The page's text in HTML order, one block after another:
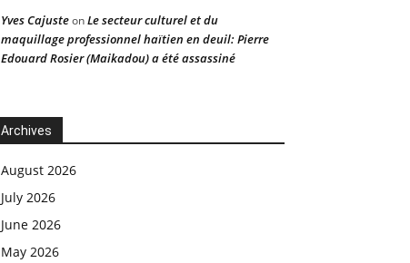
Yves CajusteonLe secteur culturel et du
maquillage professionnel haïtien en deuil: Pierre
Edouard Rosier (Maikadou) a été assassiné
Archives
August 2026
July 2026
June 2026
May 2026